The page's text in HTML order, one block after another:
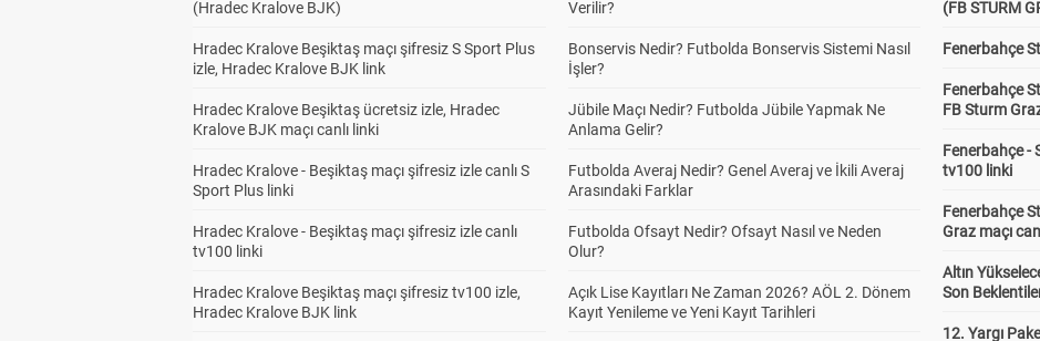
(Hradec Kralove BJK)
Hradec Kralove Beşiktaş maçı şifresiz S Sport Plus
izle, Hradec Kralove BJK link
Hradec Kralove Beşiktaş ücretsiz izle, Hradec
Kralove BJK maçı canlı linki
Hradec Kralove - Beşiktaş maçı şifresiz izle canlı S
Sport Plus linki
Hradec Kralove - Beşiktaş maçı şifresiz izle canlı
tv100 linki
Hradec Kralove Beşiktaş maçı şifresiz tv100 izle,
Hradec Kralove BJK link
Verilir?
Bonservis Nedir? Futbolda Bonservis Sistemi Nasıl
İşler?
Jübile Maçı Nedir? Futbolda Jübile Yapmak Ne
Anlama Gelir?
Futbolda Averaj Nedir? Genel Averaj ve İkili Averaj
Arasındaki Farklar
Futbolda Ofsayt Nedir? Ofsayt Nasıl ve Neden
Olur?
Açık Lise Kayıtları Ne Zaman 2026? AÖL 2. Dönem
Kayıt Yenileme ve Yeni Kayıt Tarihleri
(FB STURM
Fenerbahçe
Fenerbahçe
FB Sturm
Fenerbahçe -
tv100 linki
Fenerbahçe
Graz maçı
Altın
Son
12. Yargı